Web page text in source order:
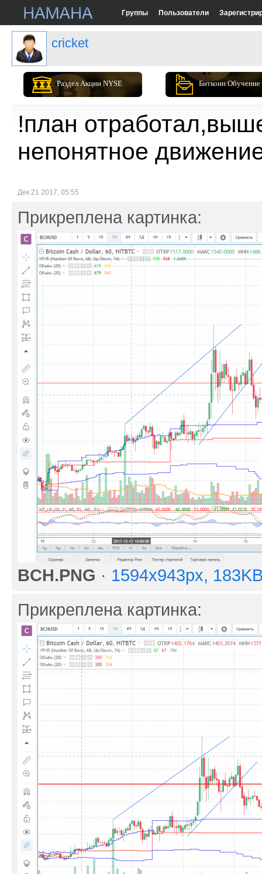
Группы Пользователи
cricket
Раздел Акции NYSE Биткоин Обучение
!план
непонятное
Дек 21 2017, 05:55
Прикреплена картинка:
BCH.PNG · 1594x943px,
Прикреплена картинка: